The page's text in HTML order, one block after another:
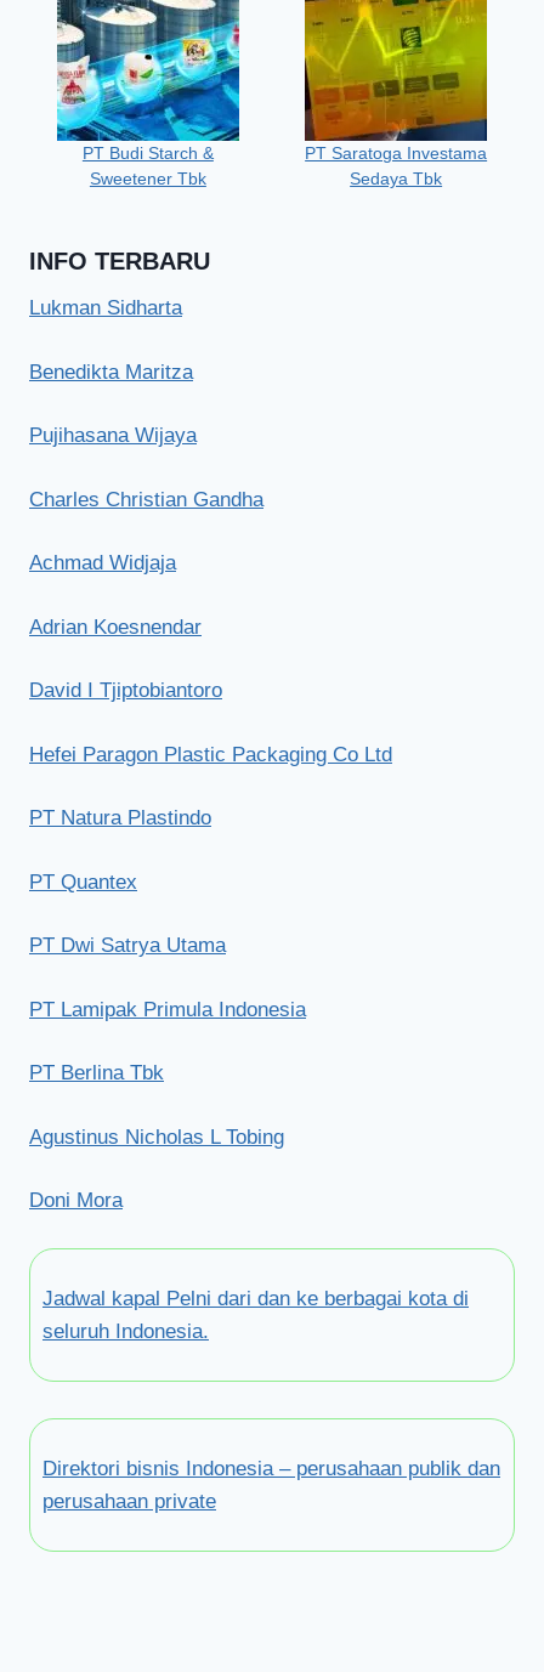
PT Budi Starch &
Sweetener Tbk
PT Saratoga Investama
Sedaya Tbk
INFO TERBARU
Lukman Sidharta
Benedikta Maritza
Pujihasana Wijaya
Charles Christian Gandha
Achmad Widjaja
Adrian Koesnendar
David I Tjiptobiantoro
Hefei Paragon Plastic Packaging Co Ltd
PT Natura Plastindo
PT Quantex
PT Dwi Satrya Utama
PT Lamipak Primula Indonesia
PT Berlina Tbk
Agustinus Nicholas L Tobing
Doni Mora
Jadwal kapal Pelni dari dan ke berbagai kota di
seluruh Indonesia.
Direktori bisnis Indonesia – perusahaan publik dan
perusahaan private